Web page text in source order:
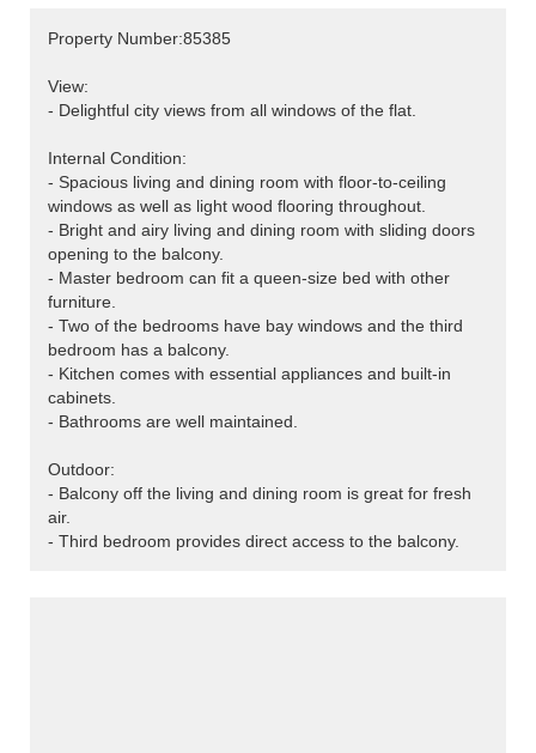
Property Number:85385
View:
- Delightful city views from all windows of the flat.
Internal Condition:
- Spacious living and dining room with floor-to-ceiling
windows as well as light wood flooring throughout.
- Bright and airy living and dining room with sliding doors
opening to the balcony.
- Master bedroom can fit a queen-size bed with other
furniture.
- Two of the bedrooms have bay windows and the third
bedroom has a balcony.
- Kitchen comes with essential appliances and built-in
cabinets.
- Bathrooms are well maintained.
Outdoor:
- Balcony off the living and dining room is great for fresh
air.
- Third bedroom provides direct access to the balcony.